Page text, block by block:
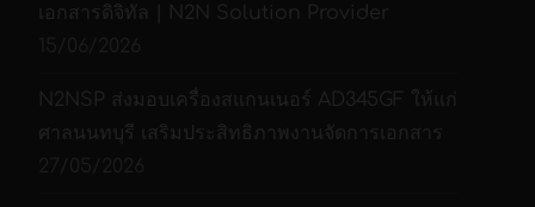
เอกสารดิจิทัล | N2N Solution Provider
N2NSP ส่งมอบเครื่องสแกนเนอร์ AD345GF ให้แก่
ศาลนนทบุรี เสริมประสิทธิภาพงานจัดการเอกสาร